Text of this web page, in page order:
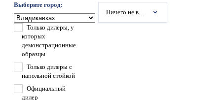
Выберите город:
Ничего не выбрано
Только дилеры, у
которых
демонстрационные
образцы
Только дилеры с
напольной стойкой
Официальный
дилер